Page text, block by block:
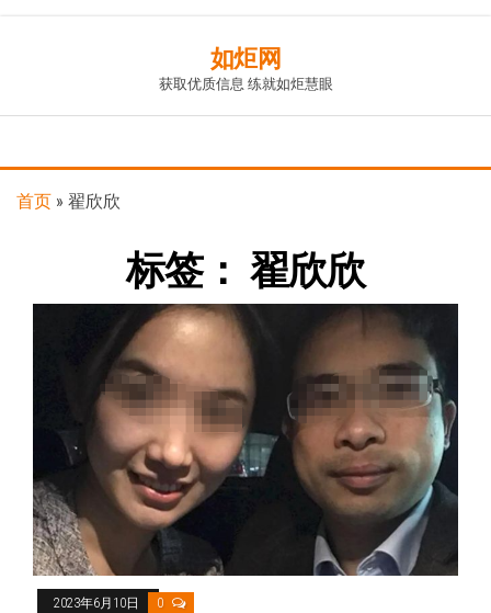
content
如炬网
获取优质信息 练就如炬慧眼
首页 » 翟欣欣
标签： 翟欣欣
2023年6月10日 0